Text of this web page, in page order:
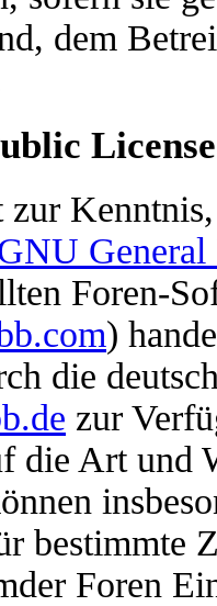
dem
License
Foren-
)
die
zur
die Art und
bestimmte
Foren